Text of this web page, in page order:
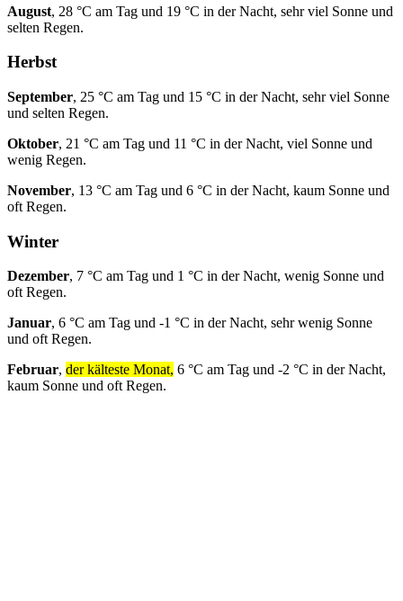
August, 28 °C am Tag und 19 °C in der Nacht, sehr viel Sonne und
selten Regen.
Herbst
September, 25 °C am Tag und 15 °C in der Nacht, sehr viel Sonne
und selten Regen.
Oktober, 21 °C am Tag und 11 °C in der Nacht, viel Sonne und
wenig Regen.
November, 13 °C am Tag und 6 °C in der Nacht, kaum Sonne und
oft Regen.
Winter
Dezember, 7 °C am Tag und 1 °C in der Nacht, wenig Sonne und
oft Regen.
Januar, 6 °C am Tag und -1 °C in der Nacht, sehr wenig Sonne
und oft Regen.
Februar, der kälteste Monat, 6 °C am Tag und -2 °C in der Nacht,
kaum Sonne und oft Regen.